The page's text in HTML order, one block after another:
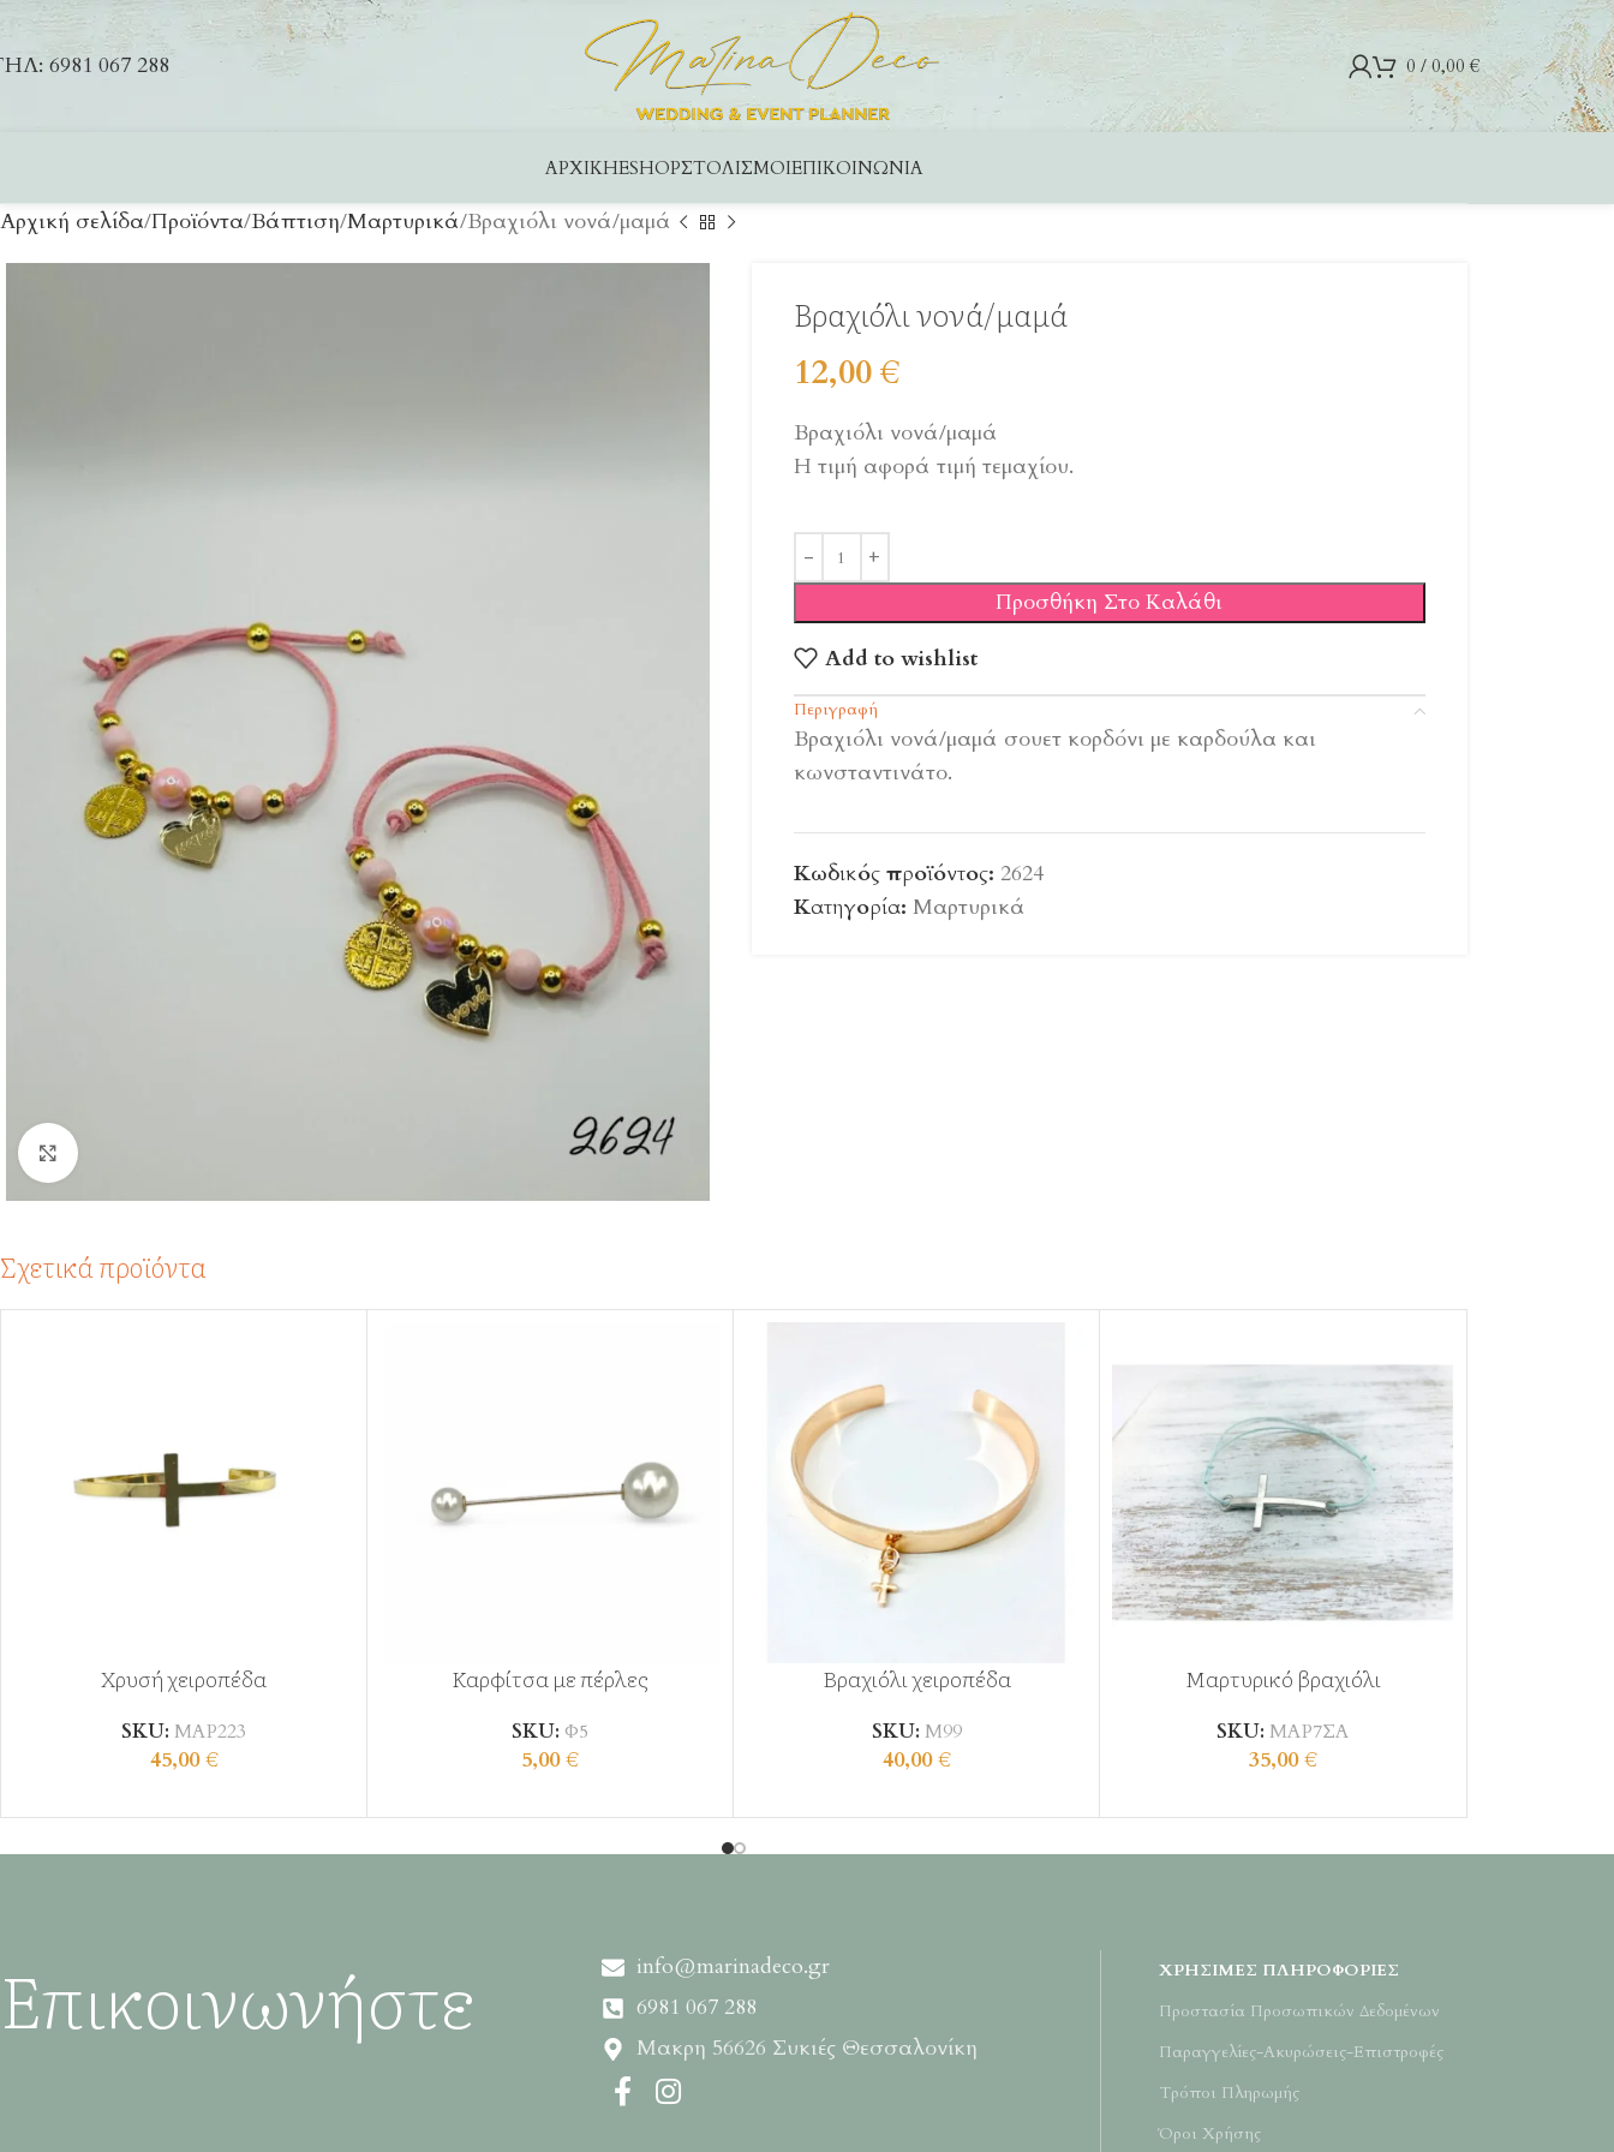
6981 067 288 0 / 0,00€
ΑΡΧΙΚΉESHOPΣΤΟΛΙΣΜΟΊΕΠΙΚΟΙΝΩΝΊΑ
Αρχική σελίδα Προϊόντα Βάπτιση Μαρτυρικά Βραχιόλι νονά/μαμά
Βραχιόλι νονά/μαμά
12,00€
Βραχιόλι νονά/μαμά
Η τιμή αφορά τιμή τεμαχίου.
Προσθήκη Στο Καλάθι
Add to wishlist
Περιγραφή
Βραχιόλι νονά/μαμά σουετ κορδόνι με καρδούλα και
κωνσταντινάτο.
Κωδικός προϊόντος: 2624
Κατηγορία: Μαρτυρικά
Σχετικά προϊόντα
Χρυσή χειροπέδα
SKU: ΜΑΡ223
45,00€
Καρφίτσα με πέρλες
SKU: Φ5
5,00€
Βραχιόλι χειροπέδα
SKU: Μ99
40,00€
Μαρτυρικό βραχιόλι
SKU: ΜΑΡ7ΣΑ
35,00€
Επικοινωνήστε
info@marinadeco.gr
6981 067 288
Μακρη 56626 Συκιές Θεσσαλονίκη
ΧΡΉΣΙΜΕΣ ΠΛΗΡΟΦΟΡΊΕΣ
Προστασία Προσωπικών Δεδομένων
Παραγγελίες-Ακυρώσεις-Επιστροφές
Τρόποι Πληρωμής
Όροι Χρήσης